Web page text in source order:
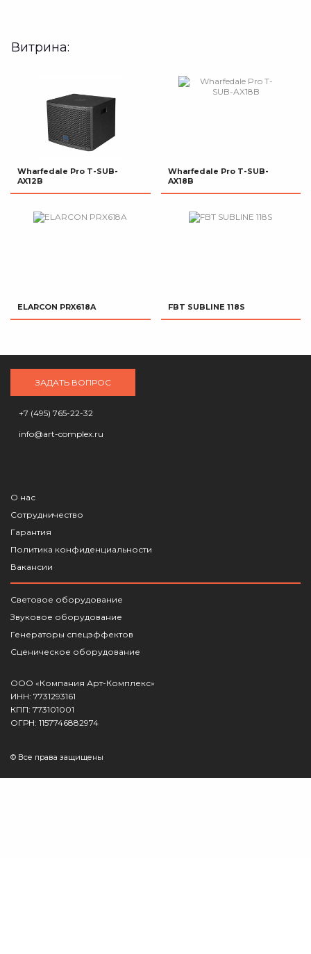
Витрина:
Wharfedale Pro T-SUB-
AX12B
Wharfedale Pro T-SUB-
AX18B
ELARCON PRX618A FBT SUBLINE 118S
ЗАДАТЬ ВОПРОС
+7 (495) 765-22-32
info@art-complex.ru
О нас
Сотрудничество
Гарантия
Политика конфиденциальности
Вакансии
Световое оборудование
Звуковое оборудование
Генераторы спецэффектов
Сценическое оборудование
ООО «Компания Арт-Комплекс»
ИНН: 7731293161
КПП: 773101001
ОГРН: 1157746882974
© Все права защищены